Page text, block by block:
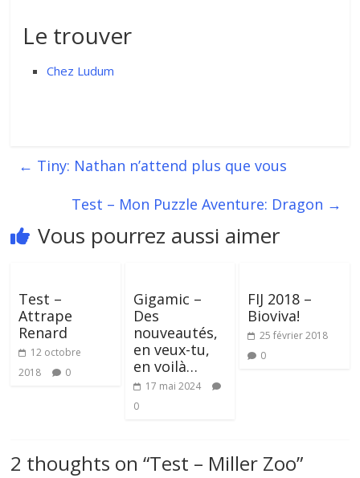
Le trouver
Chez Ludum
← Tiny: Nathan n’attend plus que vous
Test – Mon Puzzle Aventure: Dragon →
Vous pourrez aussi aimer
Test –
Attrape
Renard
12 octobre
2018
0
Gigamic –
Des
nouveautés,
en veux-tu,
en voilà…
17 mai 2024
0
FIJ 2018 –
Bioviva!
25 février 2018
0
2 thoughts on “Test – Miller Zoo”